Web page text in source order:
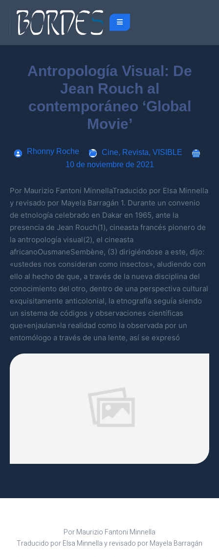
Antropología Visual: De
Jean Rouch al
contemporáneo ‘Global
Movie’
Rhonny Roche Cine, Revista, VISIBLE
10 de noviembre de 2021
Por Maurizio Fantoni MinnellaTraducido por Elsa Minnella
y revisado por Mayela Barragán 1. Durante un convenio
de etnología celebrado en Dakar en 1965, ante la
presencia de Jean Rouch(1), cineasta francés pionero de
la antropología visual(2), el cineasta
africanoOusmaneSembène, (3) dirigiéndose a este, dijo:
«ustedes nos consideran como insectos», aludiendo con
ello al hecho de que, a través de la nueva disciplina del
conocimiento del otro, dentro de una perspectiva cultural
exquisitamente anticolonial, la etnografía seguía siendo
un sistema de códigos y observaciones científicas
que»enjaulan»la realidad como la observada por un
entomólogo a través de una lente, así se expresó
Por Maurizio Fantoni Minnella
Traducido por Elsa Minnella y revisado por Mayela Barragán